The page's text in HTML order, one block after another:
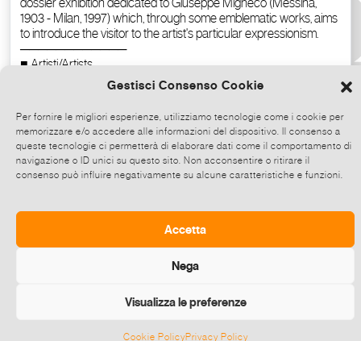
Gestisci Consenso Cookie
Per fornire le migliori esperienze, utilizziamo tecnologie come i cookie per
memorizzare e/o accedere alle informazioni del dispositivo. Il consenso a
queste tecnologie ci permetterà di elaborare dati come il comportamento di
navigazione o ID unici su questo sito. Non acconsentire o ritirare il
consenso può influire negativamente su alcune caratteristiche e funzioni.
Accetta
Nega
Visualizza le preferenze
Cookie PolicyPrivacy Policy